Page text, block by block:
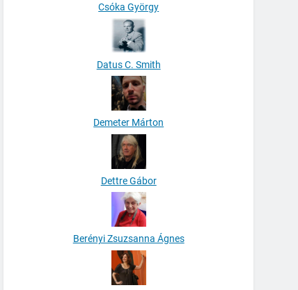
Csóka György
Datus C. Smith
Demeter Márton
Dettre Gábor
Berényi Zsuzsanna Ágnes